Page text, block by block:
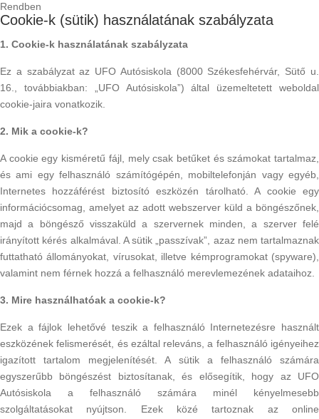
Rendben
Cookie-k (sütik) használatának szabályzata
1. Cookie-k használatának szabályzata
Ez a szabályzat az UFO Autósiskola (8000 Székesfehérvár, Sütő u.
16., továbbiakban: „UFO Autósiskola”) által üzemeltetett weboldal
cookie-jaira vonatkozik.
2. Mik a cookie-k?
A cookie egy kisméretű fájl, mely csak betűket és számokat tartalmaz,
és ami egy felhasználó számítógépén, mobiltelefonján vagy egyéb,
Internetes hozzáférést biztosító eszközén tárolható. A cookie egy
információcsomag, amelyet az adott webszerver küld a böngészőnek,
majd a böngésző visszaküld a szervernek minden, a szerver felé
irányított kérés alkalmával. A sütik „passzívak”, azaz nem tartalmaznak
futtatható állományokat, vírusokat, illetve kémprogramokat (spyware),
valamint nem férnek hozzá a felhasználó merevlemezének adataihoz.
3. Mire használhatóak a cookie-k?
Ezek a fájlok lehetővé teszik a felhasználó Internetezésre használt
eszközének felismerését, és ezáltal releváns, a felhasználó igényeihez
igazított tartalom megjelenítését. A sütik a felhasználó számára
egyszerűbb böngészést biztosítanak, és elősegítik, hogy az UFO
Autósiskola a felhasználó számára minél kényelmesebb
szolgáltatásokat nyújtson. Ezek közé tartoznak az online